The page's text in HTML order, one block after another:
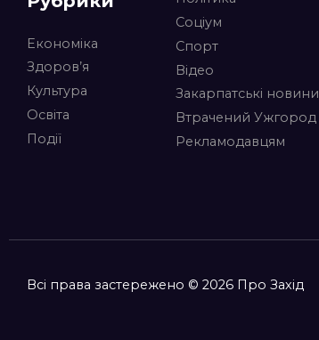
Економіка
Здоров’я
Культура
Освіта
Події
Соціум
Спорт
Відео
Закарпатські новини
Втрачений Ужгород
Рекламодавцям
Всі права застережено © 2026 Про Захід